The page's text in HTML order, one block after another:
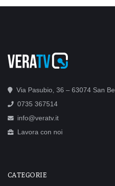
Via Pasubio, 36 – 63074 San
0735 367514
info@veratv.it
Lavora con noi
CATEGORIE